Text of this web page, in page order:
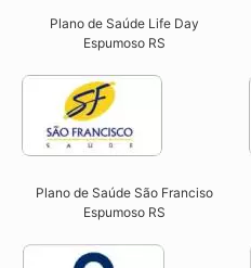
Plano de Saúde Life Day
Espumoso RS
Plano de Saúde São Franciso
Espumoso RS​